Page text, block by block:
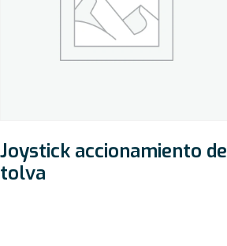
Joystick accionamiento de
tolva